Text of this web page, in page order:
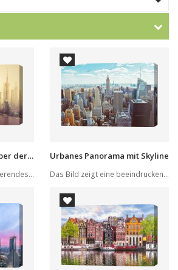
Sanftes Lichterspiel über der Skyline
Das Bild zeigt ein faszinierendes Stadtpanorama...
Urbanes Panorama mit Skyline
Das Bild zeigt eine beeindruckende Stadtlandsch...